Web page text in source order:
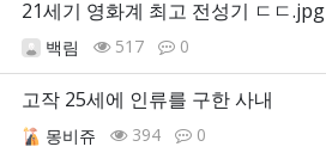
21세기 영화계 최고 전성기 ㄷㄷ.jpg
백림 517 0
고작 25세에 인류를 구한 사내
몽비쥬 394 0